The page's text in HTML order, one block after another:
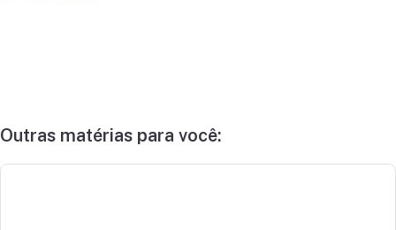
Outras matérias para você: